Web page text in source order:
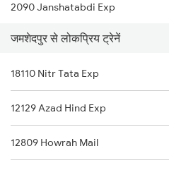
Kadur to Chikodi Trains
2090 Janshatabdi Exp
2725 Sbc Dwr Exp
2726 Dwr Sbc Exp
6230 Mys Festival Spl
6242 Ubl Sbc Spl
जमशेदपुर से लोकप्रिय ट्रेनें
18110 Nitr Tata Exp
12129 Azad Hind Exp
12809 Howrah Mail